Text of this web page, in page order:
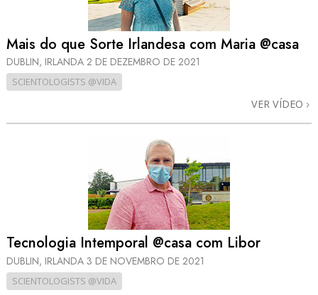
Mais do que Sorte Irlandesa com Maria @casa
DUBLIN, IRLANDA 2 DE DEZEMBRO DE 2021
SCIENTOLOGISTS @VIDA
VER VÍDEO
Tecnologia Intemporal @casa com Libor
DUBLIN, IRLANDA 3 DE NOVEMBRO DE 2021
SCIENTOLOGISTS @VIDA